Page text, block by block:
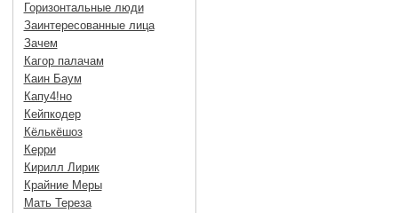
Горизонтальные люди
Заинтересованные лица
Зачем
Кагор палачам
Каин Баум
Капу4!но
Кейпкодер
Кёлькёшоз
Керри
Кирилл Лирик
Крайние Меры
Мать Тереза